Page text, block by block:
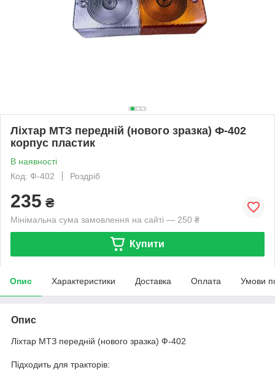
Ліхтар МТЗ передній (нового зразка) Ф-402
корпус пластик
В наявності
Код: Ф-402
Роздріб
235 ₴
Мінімальна сума замовлення на сайті — 250 ₴
Купити
Опис Характеристики Доставка Оплата Умови
Опис
Ліхтар МТЗ передній (нового зразка) Ф-402
Підходить для тракторів: